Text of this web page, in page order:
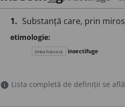
1. Substanță care, prin
etimologie:
limba franceză insectifuge
info Lista completă de definiții se